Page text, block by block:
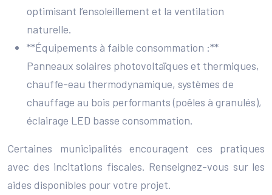
optimisant l’ensoleillement et la ventilation
naturelle.
**Équipements à faible consommation :**
Panneaux solaires photovoltaïques et thermiques,
chauffe-eau thermodynamique, systèmes de
chauffage au bois performants (poêles à granulés),
éclairage LED basse consommation.
Certaines municipalités encouragent ces pratiques
avec des incitations fiscales. Renseignez-vous sur les
aides disponibles pour votre projet.